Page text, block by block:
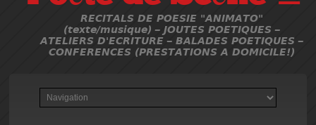
RECITALS DE POESIE "ANIMATO"
(texte/musique) – JOUTES POETIQUES –
ATELIERS D'ECRITURE – BALADES POETIQUES –
CONFERENCES (PRESTATIONS A DOMICILE!)